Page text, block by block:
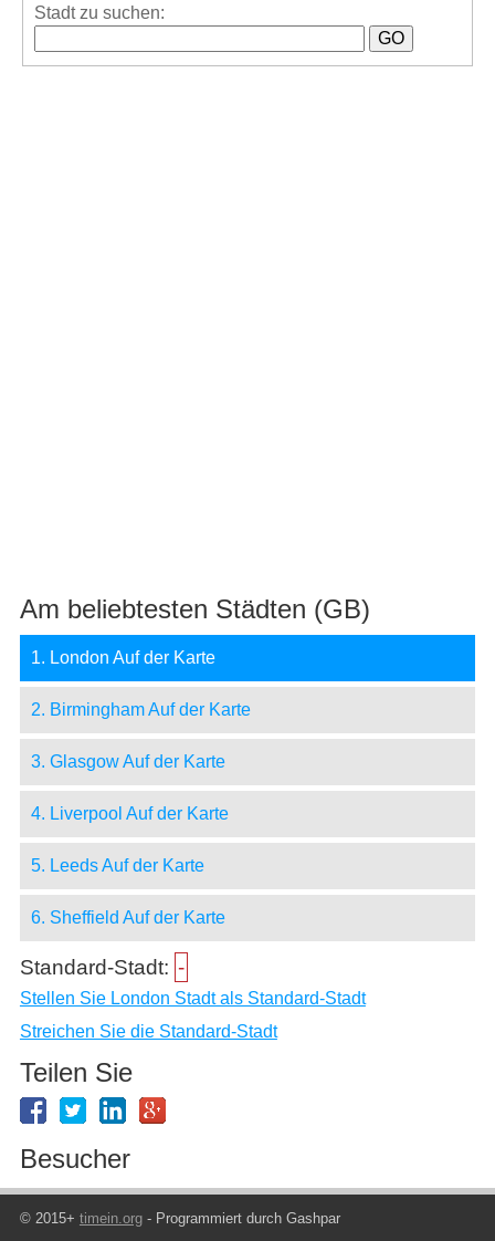
Stadt zu suchen:
Am beliebtesten Städten (GB)
1. London Auf der Karte
2. Birmingham Auf der Karte
3. Glasgow Auf der Karte
4. Liverpool Auf der Karte
5. Leeds Auf der Karte
6. Sheffield Auf der Karte
Standard-Stadt: -
Stellen Sie London Stadt als Standard-Stadt
Streichen Sie die Standard-Stadt
Teilen Sie
Besucher
© 2015+ timein.org- Programmiert durch Gashpar